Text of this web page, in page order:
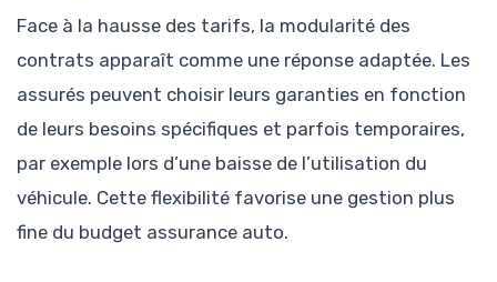
Face à la hausse des tarifs, la modularité des
contrats apparaît comme une réponse adaptée. Les
assurés peuvent choisir leurs garanties en fonction
de leurs besoins spécifiques et parfois temporaires,
par exemple lors d’une baisse de l’utilisation du
véhicule. Cette flexibilité favorise une gestion plus
fine du budget assurance auto.